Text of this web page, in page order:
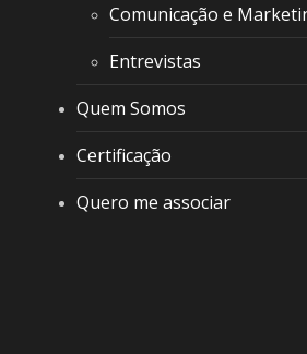
Comunicação e
Entrevistas
Quem Somos
Certificação
Quero me associar